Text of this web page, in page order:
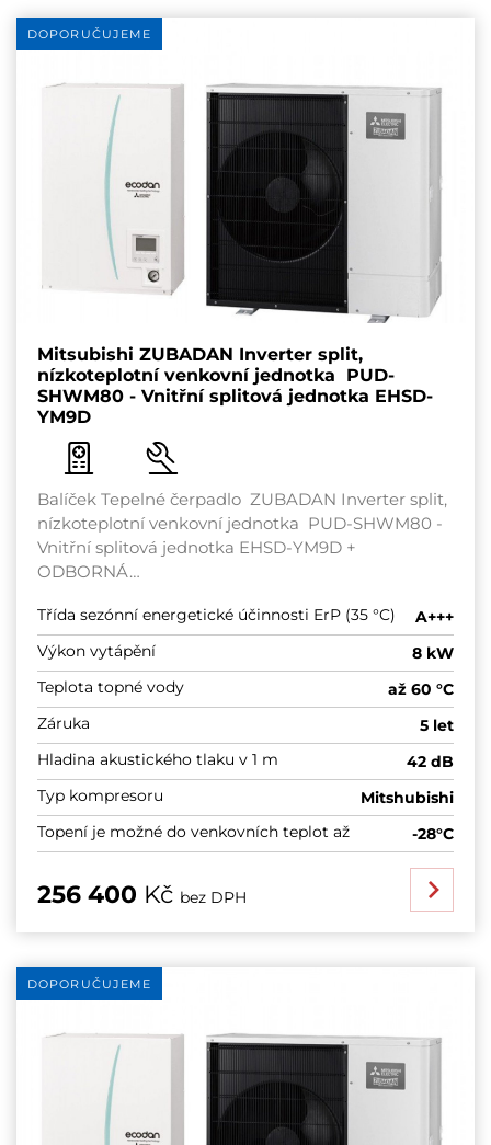
DOPORUČUJEME
Mitsubishi ZUBADAN Inverter split,
nízkoteplotní venkovní jednotka PUD-
SHWM80 - Vnitřní splitová jednotka EHSD-
YM9D
Balíček Tepelné čerpadlo ZUBADAN Inverter split,
nízkoteplotní venkovní jednotka PUD-SHWM80 -
Vnitřní splitová jednotka EHSD-YM9D +
ODBORNÁ…
Třída sezónní energetické účinnosti ErP (35 °C)
A+++
Výkon vytápění
8 kW
Teplota topné vody
až 60 °C
Záruka
5 let
Hladina akustického tlaku v 1 m
42 dB
Typ kompresoru
Mitshubishi
Topení je možné do venkovních teplot až
-28°C
256 400 Kč bez DPH
DOPORUČUJEME